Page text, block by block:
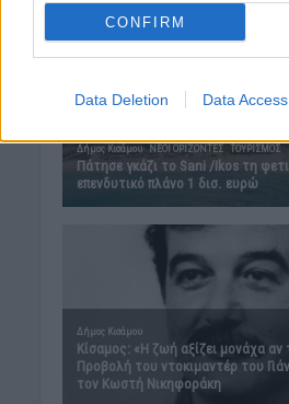
CONFIRM
Data Deletion Data Access